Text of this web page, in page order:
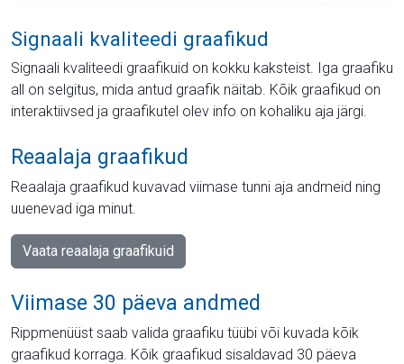
Signaali kvaliteedi graafikud
Signaali kvaliteedi graafikuid on kokku kaksteist. Iga graafiku
all on selgitus, mida antud graafik näitab. Kõik graafikud on
interaktiivsed ja graafikutel olev info on kohaliku aja järgi.
Reaalaja graafikud
Reaalaja graafikud kuvavad viimase tunni aja andmeid ning
uuenevad iga minut.
Vaata reaalaja graafikuid
Viimase 30 päeva andmed
Rippmenüüst saab valida graafiku tüübi või kuvada kõik
graafikud korraga. Kõik graafikud sisaldavad 30 päeva